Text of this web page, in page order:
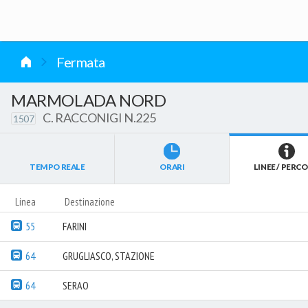
Fermata
MARMOLADA NORD
1507 C. RACCONIGI N.225
TEMPO REALE ORARI LINEE /
Linea Destinazione
55 FARINI
64 GRUGLIASCO, STAZIONE
64 SERAO